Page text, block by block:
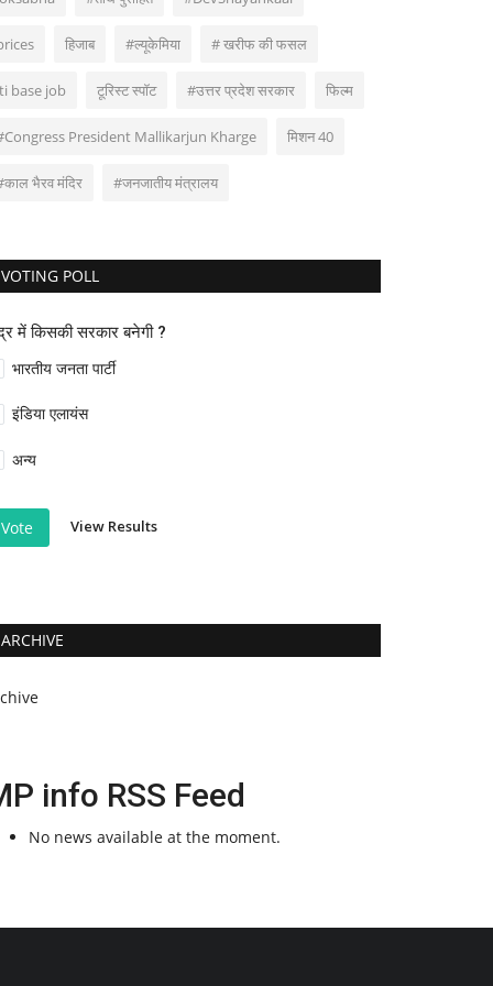
हिजाब #ल्यूकेमिया # खरीफ की फसल
base job टूरिस्ट स्पॉट #उत्तर प्रदेश सरकार फिल्म
President Mallikarjun Kharge मिशन 40
भैरव मंदिर #जनजातीय मंत्रालय
VOTING POLL
में किसकी सरकार बनेगी ?
भारतीय जनता पार्टी
इंडिया एलायंस
अन्य
Vote View Results
ARCHIVE
info RSS Feed
No news available at the moment.